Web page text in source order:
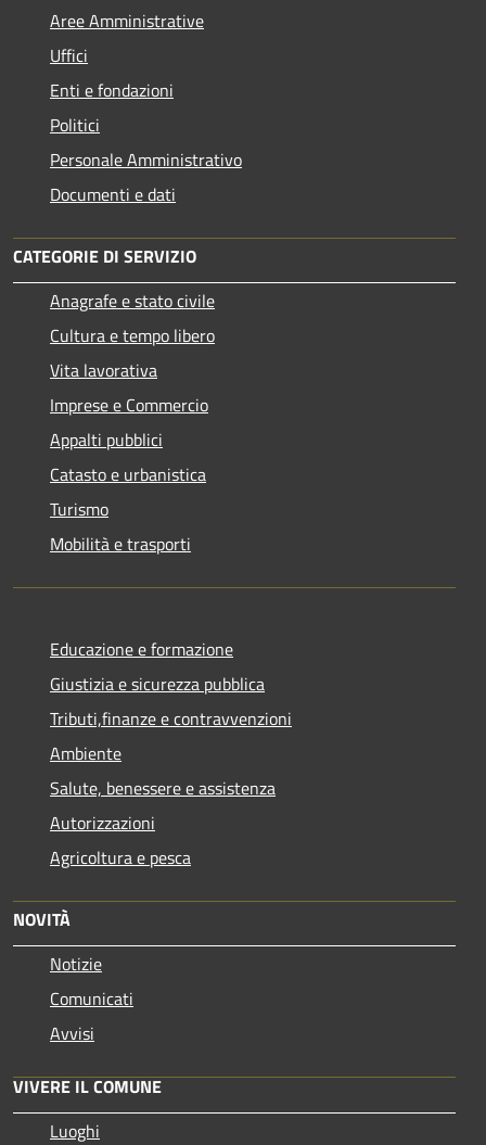
Aree Amministrative
Uffici
Enti e fondazioni
Politici
Personale Amministrativo
Documenti e dati
CATEGORIE DI SERVIZIO
Anagrafe e stato civile
Cultura e tempo libero
Vita lavorativa
Imprese e Commercio
Appalti pubblici
Catasto e urbanistica
Turismo
Mobilità e trasporti
Educazione e formazione
Giustizia e sicurezza pubblica
Tributi,finanze e contravvenzioni
Ambiente
Salute, benessere e assistenza
Autorizzazioni
Agricoltura e pesca
NOVITÀ
Notizie
Comunicati
Avvisi
VIVERE IL COMUNE
Luoghi